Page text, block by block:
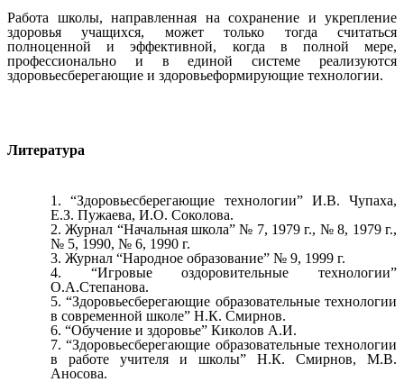
Работа школы, направленная на сохранение и укрепление
здоровья учащихся, может только тогда считаться
полноценной и эффективной, когда в полной мере,
профессионально и в единой системе реализуются
здоровьесберегающие и здоровьеформирующие технологии.
Литература
“Здоровьесберегающие технологии” И.В. Чупаха,
Е.З. Пужаева, И.О. Соколова.
Журнал “Начальная школа” № 7, 1979 г., № 8, 1979 г.,
№ 5, 1990, № 6, 1990 г.
Журнал “Народное образование” № 9, 1999 г.
“Игровые оздоровительные технологии”
О.А.Степанова.
“Здоровьесберегающие образовательные технологии
в современной школе” Н.К. Смирнов.
“Обучение и здоровье” Киколов А.И.
“Здоровьесберегающие образовательные технологии
в работе учителя и школы” Н.К. Смирнов, М.В.
Аносова.